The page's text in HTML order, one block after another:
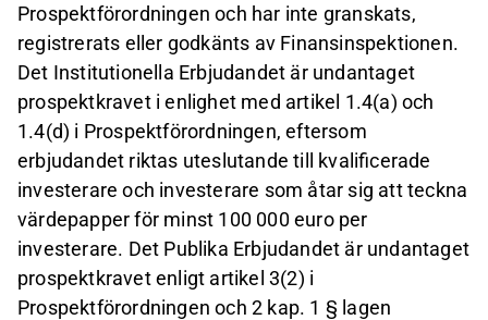
Prospektförordningen och har inte granskats,
registrerats eller godkänts av Finansinspektionen.
Det Institutionella Erbjudandet är undantaget
prospektkravet i enlighet med artikel 1.4(a) och
1.4(d) i Prospektförordningen, eftersom
erbjudandet riktas uteslutande till kvalificerade
investerare och investerare som åtar sig att teckna
värdepapper för minst 100 000 euro per
investerare. Det Publika Erbjudandet är undantaget
prospektkravet enligt artikel 3(2) i
Prospektförordningen och 2 kap. 1 § lagen